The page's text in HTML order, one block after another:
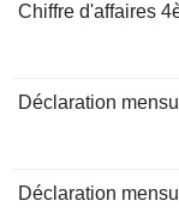
Chiffre d'affaires
Déclaration
Déclaration